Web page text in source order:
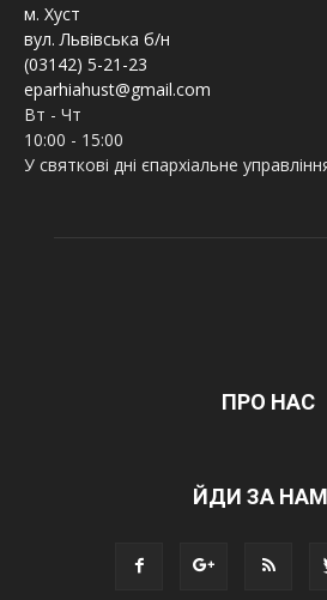
м. Хуст
вул. Львівська б/н
(03142) 5-21-23
eparhiahust@gmail.com
Вт - Чт
10:00 - 15:00
У святкові дні єпархіальне
ПРО НАС
ЙДИ ЗА